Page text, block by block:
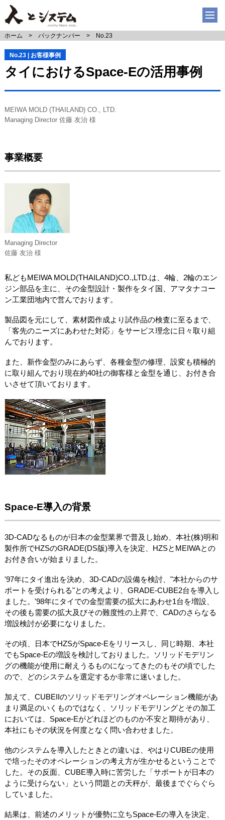
ホーム バックナンバー No.23
No.23 | お客様事例
タイにおけるSpace-Eの活用事例
MEIWA MOLD (THAILAND) CO., LTD.
Managing Director 佐藤 友治 様
事業概要
Managing Director
佐藤 友治 様
私どもMEIWA MOLD(THAILAND)CO.,LTD.は、4輪、2輪のエン
ジン部品を主に、その金型設計・製作をタイ国、アマタナコー
ン工業団地内で営んでおります。
製品図を元にして、素材図作成より試作品の検査に至るまで、
「客先のニーズにあわせた対応」をサービス理念に日々取り組
んでおります。
また、新作金型のみにあらず、各種金型の修理、設変も積極的
に取り組んでおり現在約40社の御客様と金型を通じ、お付き合
いさせて頂いております。
Space-E導入の背景
3D-CADなるものが日本の金型業界で普及し始め、本社(株)明和
製作所でHZSのGRADE(DS版)導入を決定、HZSとMEIWAとの
お付き合いが始まりました。
'97年にタイ進出を決め、3D-CADの設備を検討、"本社からのサ
ポートを受けられる"との考えより、GRADE-CUBE2台を導入し
ました。'98年にタイでの金型需要の拡大にあわせ1台を増設、
その後も需要の拡大及びその難度性の上昇で、CADのさらなる
増設検討が必要になりました。
その頃、日本でHZSがSpace-Eをリリースし、同じ時期、本社
でもSpace-Eの増設を検討しておりました。ソリッドモデリン
グの機能が使用に耐えうるものになってきたのもその頃でした
ので、どのシステムを選定するか非常に迷いました。
加えて、CUBEIIのソリッドモデリングオペレーション機能があ
まり満足のいくものではなく、ソリッドモデリングとその加工
においては、Space-Eがどれほどのものか不安と期待があり、
本社にもその状況を何度となく問い合わせました。
他のシステムを導入したときとの違いは、やはりCUBEの使用
で培ったそのオペレーションの考え方が生かせるということで
した。その反面、CUBE導入時に苦労した「サポートが日本の
ように受けらない」という問題との天秤が、最後までぐらぐら
していました。
結果は、前述のメリットが優勢に立ちSpace-Eの導入を決定、